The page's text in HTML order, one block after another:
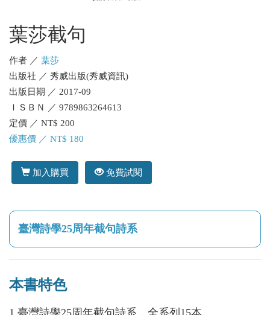
葉莎截句
作者 ／ 葉莎
出版社 ／ 秀威出版(秀威資訊)
出版日期 ／ 2017-09
ＩＳＢＮ ／ 9789863264613
定價 ／ NT$ 200
優惠價 ／ NT$ 180
加入購買 免費試閱
臺灣詩學25周年截句詩系
本書特色
1.臺灣詩學25周年截句詩系，全系列15本。